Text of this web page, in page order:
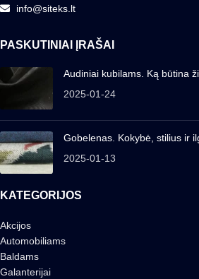
info@siteks.lt
PASKUTINIAI ĮRAŠAI
Audiniai kubilams. Ką būtina
2025-01-24
Gobelenas. Kokybė, stilius ir
2025-01-13
KATEGORIJOS
Akcijos
Automobiliams
Baldams
Galanterijai